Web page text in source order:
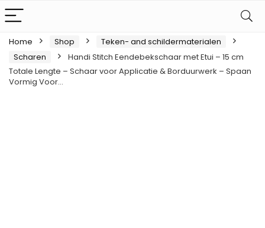
Home Shop
Teken- and schildermaterialen
Scharen
Handi Stitch Eendebekschaar met Etui – 15 cm
Totale Lengte – Schaar voor Applicatie & Borduurwerk – Spaan
Vormig Voor…